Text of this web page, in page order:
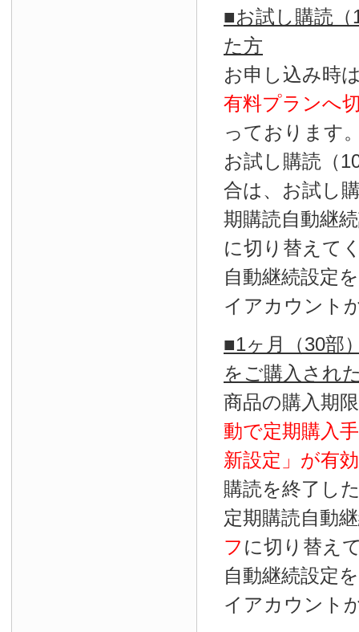
■お試し購読
た方
お申し込み時
有料プランへ
っております
お試し購読（
合は、お試し
期購読自動継
に切り替えて
自動継続設定
イアカウント
■1ヶ月（30部
をご購入され
商品の購入期
動で定期購入
新設定」が有効
購読を終了し
定期購読自動
フ に切り替え
自動継続設定
イアカウント